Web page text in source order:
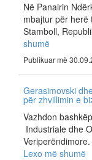
Në Panairin
mbajtur për
Stamboll,
shumë
Publikuar më
Gerasimovski
për zhvillimin e
Vazhdon
Industriale dhe
Lexo më shumë